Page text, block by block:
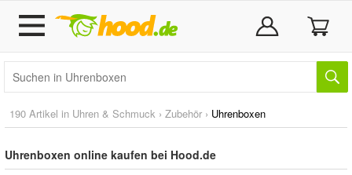
190 Artikel in Uhren & Schmuck › Zubehör › Uhrenboxen
Uhrenboxen online kaufen bei Hood.de